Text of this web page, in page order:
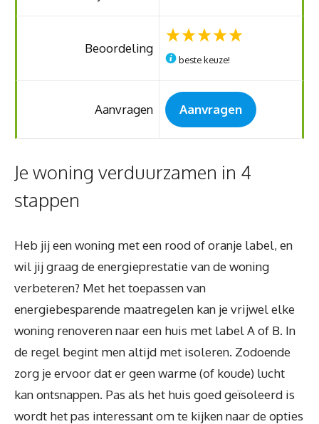
Beoordeling
beste keuze!
Aanvragen Aanvragen
Je woning verduurzamen in 4
stappen
Heb jij een woning met een rood of oranje label, en
wil jij graag de energieprestatie van de woning
verbeteren? Met het toepassen van
energiebesparende maatregelen kan je vrijwel elke
woning renoveren naar een huis met label A of B. In
de regel begint men altijd met isoleren. Zodoende
zorg je ervoor dat er geen warme (of koude) lucht
kan ontsnappen. Pas als het huis goed geïsoleerd is
wordt het pas interessant om te kijken naar de opties